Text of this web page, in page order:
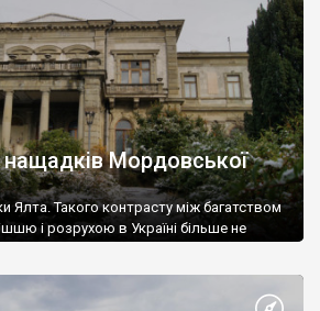
Мордовської
Ялта. Такого контрасту між багатством
і розрухою в Україні більше не